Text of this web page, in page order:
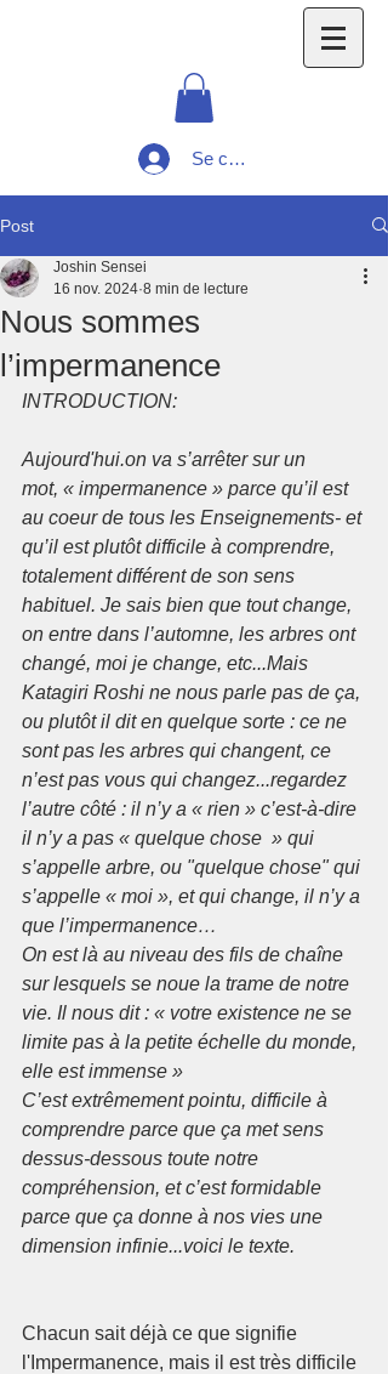
Se connecter
Post
Nous sommes
l’impermanence
Joshin Sensei
16 nov. 2024 8 min de lecture
INTRODUCTION:
Aujourd'hui.on va s’arrêter sur un
mot, « impermanence » parce qu’il est
au coeur de tous les Enseignements- et
qu’il est plutôt difficile à comprendre,
totalement différent de son sens
habituel. Je sais bien que tout change,
on entre dans l’automne, les arbres ont
changé, moi je change, etc...Mais
Katagiri Roshi ne nous parle pas de ça,
ou plutôt il dit en quelque sorte : ce ne
sont pas les arbres qui changent, ce
n’est pas vous qui changez...regardez
l’autre côté : il n’y a « rien » c’est-à-dire
il n’y a pas « quelque chose  » qui
s’appelle arbre, ou "quelque chose" qui
s’appelle « moi », et qui change, il n’y a
que l’impermanence…
On est là au niveau des fils de chaîne
sur lesquels se noue la trame de notre
vie. Il nous dit : « votre existence ne se
limite pas à la petite échelle du monde,
elle est immense »
C’est extrêmement pointu, difficile à
comprendre parce que ça met sens
dessus-dessous toute notre
compréhension, et c’est formidable
parce que ça donne à nos vies une
dimension infinie...voici le texte.
Chacun sait déjà ce que signifie
l'Impermanence, mais il est très difficile